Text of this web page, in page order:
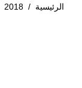
الرئيسية /
2018